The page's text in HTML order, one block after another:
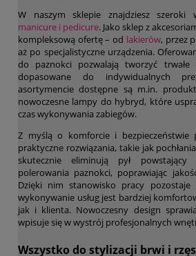
W naszym sklepie znajdziesz szeroki
manicure i pedicure. Jako sklep z
kompleksową ofertę – od lakierów, przez
aż po specjalistyczne urządzenia.
do paznokci pozwalają tworzyć trwałe
dopasowane do indywidualnych
asortymencie dostępne są m.in.
nowoczesne lampy do hybryd, które
czas wykonywania zabiegów.
Z myślą o komforcie i bezpieczeństwie
praktyczne rozwiązania, takie jak
skutecznie eliminują pył powstający
polerowania paznokci, poprawiając
Dzięki nim stanowisko pracy pozostaje
wykonywanie usług jest bardziej
jak i klienta. Nowoczesny design
wpisuje się w wystrój profesjonalnych
Wszystko do stylizacji brwi i rzęs